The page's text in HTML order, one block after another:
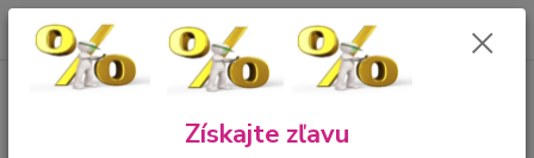
00421 905 612848 za0 €
Získajte zľavu